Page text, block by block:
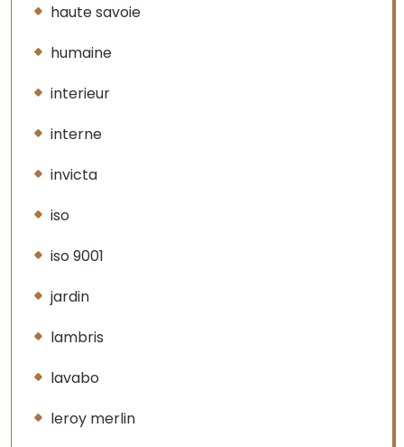
haute savoie
humaine
interieur
interne
invicta
iso
iso 9001
jardin
lambris
lavabo
leroy merlin